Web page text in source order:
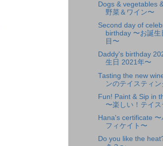
Dogs & vegetables
野菜＆ワイン〜
Second day of
birthday 〜お誕生
目〜
Daddy's birthday
生日 2021年〜
Tasting the new
ンのテイスティン
Fun! Paint & Sip in
〜楽しい！テイス
Hana's certificate 〜
フィケイト〜
Do you like the